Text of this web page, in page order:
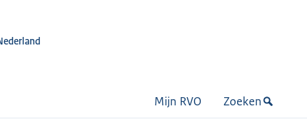
Mijn RVO Zoeken